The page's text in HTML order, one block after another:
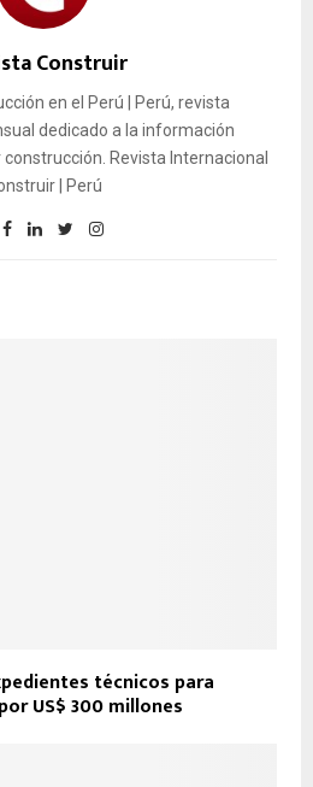
Construir
en el Perú | Perú, revista
dedicado a la información
Revista Internacional
| Perú
técnicos para
US$ 300 millones